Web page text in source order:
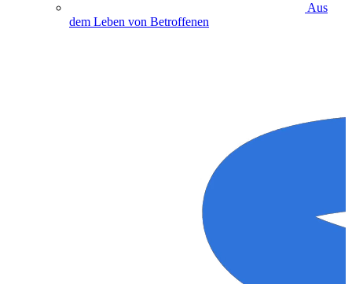
Aus
dem Leben von Betroffenen